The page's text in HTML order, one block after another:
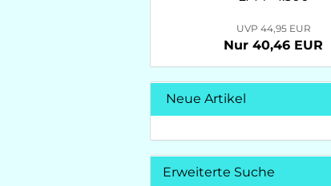
UVP 44,95 EUR
Nur 40,46 EUR
Neue Artikel
Erweiterte Suche